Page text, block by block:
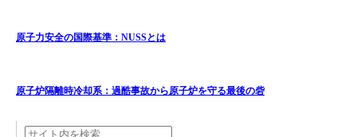
原子力安全の国際基準：NUSSとは
原子炉隔離時冷却系：過酷事故から原子炉を守る最後の砦